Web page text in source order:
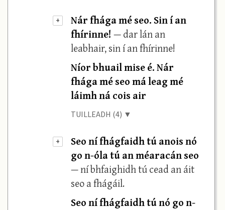
+
Nár fhága mé seo. Sin í an
fhírinne! — dar lán an
leabhair, sin í an fhírinne!
Níor bhuail mise é. Nár
fhága mé seo má leag mé
láimh ná cois air
TUILLEADH (4) ▼
+
Seo ní fhágfaidh tú anois nó
go n-óla tú an méaracán seo
— ní bhfaighidh tú cead an áit
seo a fhágáil.
Seo ní fhágfaidh tú nó go n-